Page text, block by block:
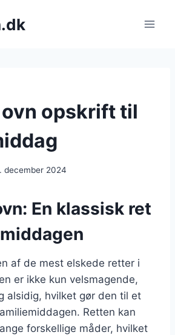
opskrift til
december 2024
En klassisk ret
af de mest elskede retter i
er ikke kun velsmagende,
alsidig, hvilket gør den til et
Retten kan
forskellige måder, hvilket